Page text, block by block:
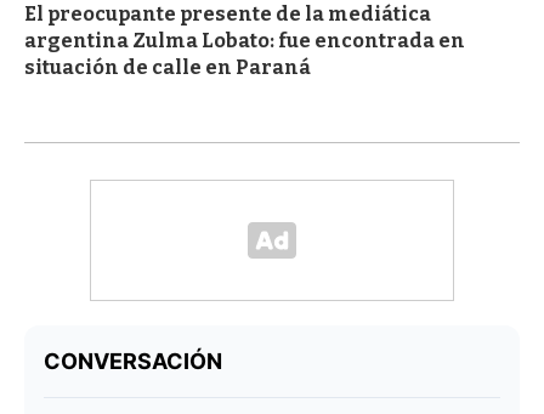
El preocupante presente de la mediática
argentina Zulma Lobato: fue encontrada en
situación de calle en Paraná